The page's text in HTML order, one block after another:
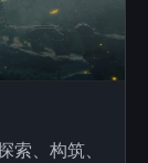
索、构筑、